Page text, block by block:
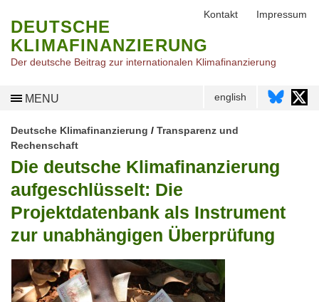
DEUTSCHE
KLIMAFINANZIERUNG
Der deutsche Beitrag zur internationalen Klimafinanzierung
MENU english
Deutsche Klimafinanzierung / Transparenz und
Rechenschaft
Die deutsche Klimafinanzierung
aufgeschlüsselt: Die
Projektdatenbank als Instrument
zur unabhängigen Überprüfung
Kontakt Impressum